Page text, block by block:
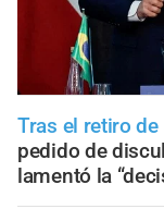
Tras el retiro
pedido de
lamentó la